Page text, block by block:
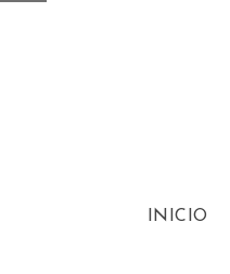
INICIO